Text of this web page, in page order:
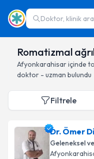
Doktor, klinik
Romatizmal
Afyonkarahisariçinde
doktor - uzman bulundu
Filtrele
Dr. Ömer
Geleneksel